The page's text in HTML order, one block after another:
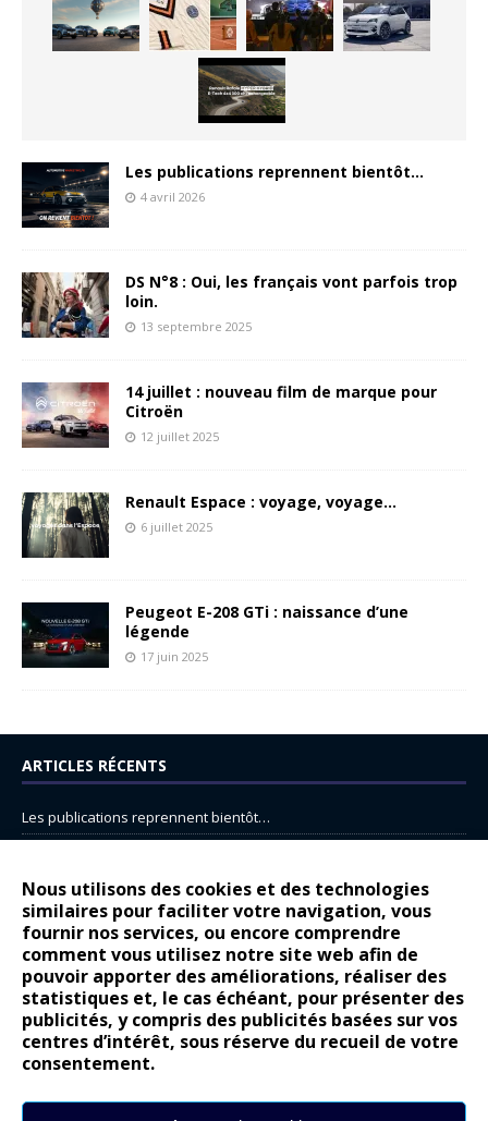
Nous utilisons des cookies et des technologies
similaires pour faciliter votre navigation, vous
fournir nos services, ou encore comprendre
comment vous utilisez notre site web afin de
pouvoir apporter des améliorations, réaliser des
statistiques et, le cas échéant, pour présenter des
publicités, y compris des publicités basées sur vos
centres d’intérêt, sous réserve du recueil de votre
consentement.
Les publications reprennent bientôt…
4 avril 2026
DS N°8 : Oui, les français vont parfois trop
loin.
13 septembre 2025
14 juillet : nouveau film de marque pour
Citroën
12 juillet 2025
Renault Espace : voyage, voyage…
6 juillet 2025
Peugeot E-208 GTi : naissance d’une
légende
17 juin 2025
ARTICLES RÉCENTS
Les publications reprennent bientôt…
14 juillet : nouveau film de marque pour Citroën
Renault Espace : voyage, voyage…
Peugeot E-208 GTi : naissance d’une légende
COMMENTAIRES RÉCENTS
Bernard DardartdansDacia Sandero : pour les gens vrais